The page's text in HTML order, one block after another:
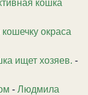
кошка
окраса
ищет хозяев. -
- Людмила